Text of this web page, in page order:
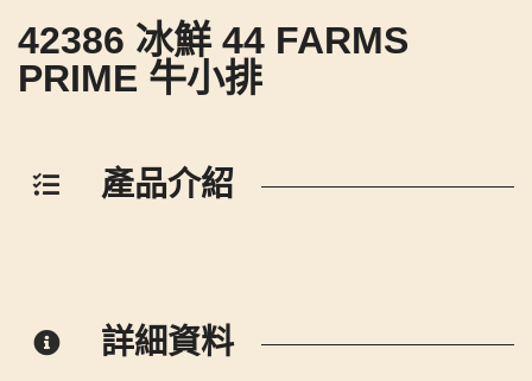
42386 冰鮮 44 FARMS
PRIME 牛小排
產品介紹
詳細資料